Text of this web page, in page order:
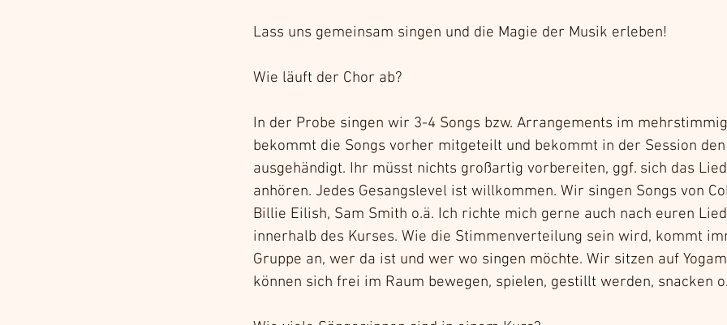
Lass uns gemeinsam singen und die Magie der Musik erleben!
Wie läuft der Chor ab?
In der Probe singen wir 3-4 Songs bzw. Arrangements im
bekommt die Songs vorher mitgeteilt und bekommt in der Session den
ausgehändigt. Ihr müsst nichts großartig vorbereiten, ggf. sich das
anhören. Jedes Gesangslevel ist willkommen. Wir singen Songs von
Billie Eilish, Sam Smith o.ä. Ich richte mich gerne auch nach euren
innerhalb des Kurses. Wie die Stimmenverteilung sein wird, kommt
Gruppe an, wer da ist und wer wo singen möchte. Wir sitzen auf
können sich frei im Raum bewegen, spielen, gestillt werden, snacken